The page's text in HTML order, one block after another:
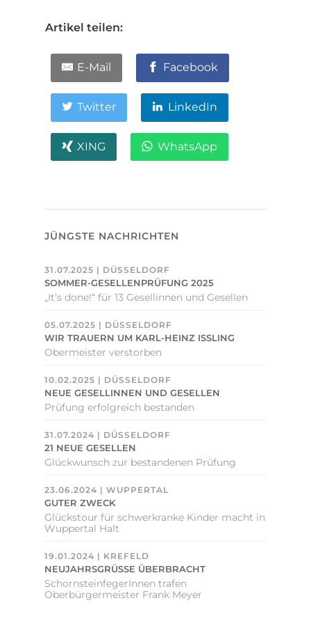
Artikel teilen:
E-Mail Facebook
Twitter LinkedIn
XING WhatsApp
JÜNGSTE NACHRICHTEN
31.07.2025 | DÜSSELDORF
SOMMER-GESELLENPRÜFUNG 2025
„It’s done!“ für 13 Gesellinnen und Gesellen
05.07.2025 | DÜSSELDORF
WIR TRAUERN UM KARL-HEINZ ISSLING
Obermeister verstorben
10.02.2025 | DÜSSELDORF
NEUE GESELLINNEN UND GESELLEN
Prüfung erfolgreich bestanden
31.07.2024 | DÜSSELDORF
21 NEUE GESELLEN
Glückwunsch zur bestandenen Prüfung
23.06.2024 | WUPPERTAL
GUTER ZWECK
Glückstour für schwerkranke Kinder macht in
Wuppertal Halt
19.01.2024 | KREFELD
NEUJAHRSGRÜSSE ÜBERBRACHT
SchornsteinfegerInnen trafen
Oberbürgermeister Frank Meyer